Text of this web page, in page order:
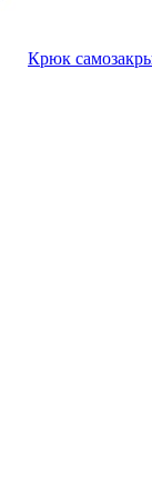
Крюк